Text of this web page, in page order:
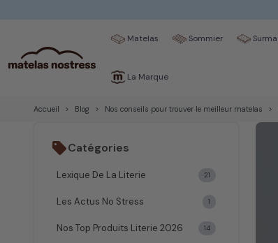
Matelas Sommier
La Marque
Accueil Blog Nos conseils pour trouver le meilleur matelas
sellCatégories
Lexique De La Literie 21
Les Actus No Stress 1
Nos Top Produits Literie 2026 14